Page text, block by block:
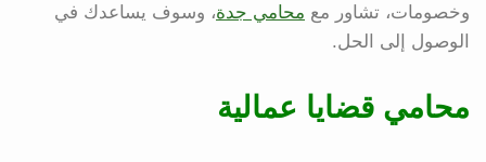
وخصومات، تشاور مع محامي جدة، وسوف يساعدك في
الوصول إلى الحل.
محامي قضايا عمالية